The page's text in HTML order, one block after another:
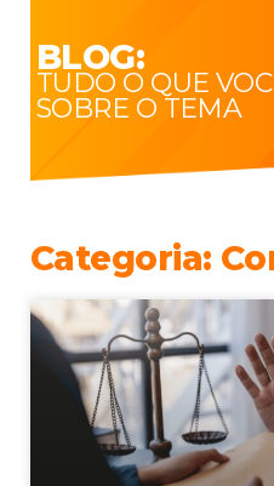
BLOG:
TUDO O QUE
SOBRE O TEMA
Categoria: